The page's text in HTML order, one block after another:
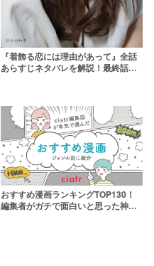
『着飾る恋には理由があって』全話
あらすじネタバレを解説！最終話で
おすすめ漫画ランキングTOP130！
編集者がガチで面白いと思った神作